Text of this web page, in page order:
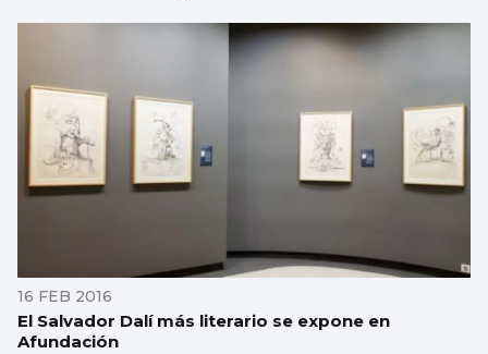
16 FEB 2016
El Salvador Dalí más literario se expone en
Afundación